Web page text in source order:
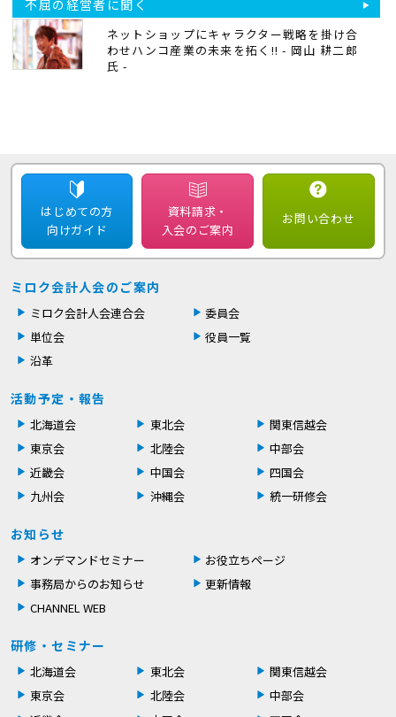
不屈の経営者に聞く
ネットショップにキャラクター戦略を掛け合
わせハンコ産業の未来を拓く!! - 岡山 耕二郎
氏 -
はじめての方
向けガイド
資料請求・
入会のご案内
お問い合わせ
ミロク会計人会のご案内
ミロク会計人会連合会
委員会
単位会
役員一覧
沿革
活動予定・報告
北海道会 東北会
関東信越会
東京会
北陸会
中部会
近畿会
中国会
四国会
九州会
沖縄会 統一研修会
お知らせ
オンデマンドセミナー
お役立ちページ
事務局からのお知らせ
更新情報
CHANNEL WEB
研修・セミナー
北海道会 東北会
関東信越会
東京会
北陸会
中部会